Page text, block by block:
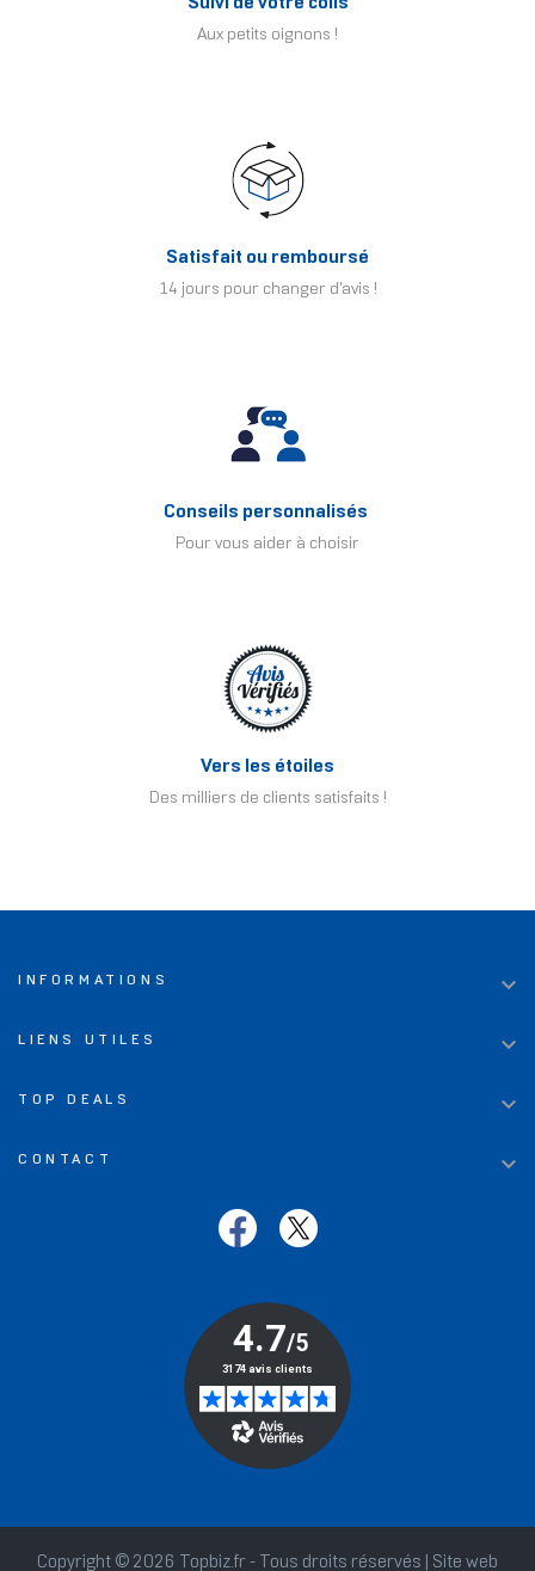
Aux petits oignons !
Satisfait ou remboursé
14 jours pour changer d'avis !
Conseils personnalisés
Pour vous aider à choisir
Vers les étoiles
Des milliers de clients satisfaits !
INFORMATIONS 
LIENS UTILES 
TOP DEALS 
CONTACT 
Copyright © 2026 Topbiz.fr - Tous droits réservés | Site web